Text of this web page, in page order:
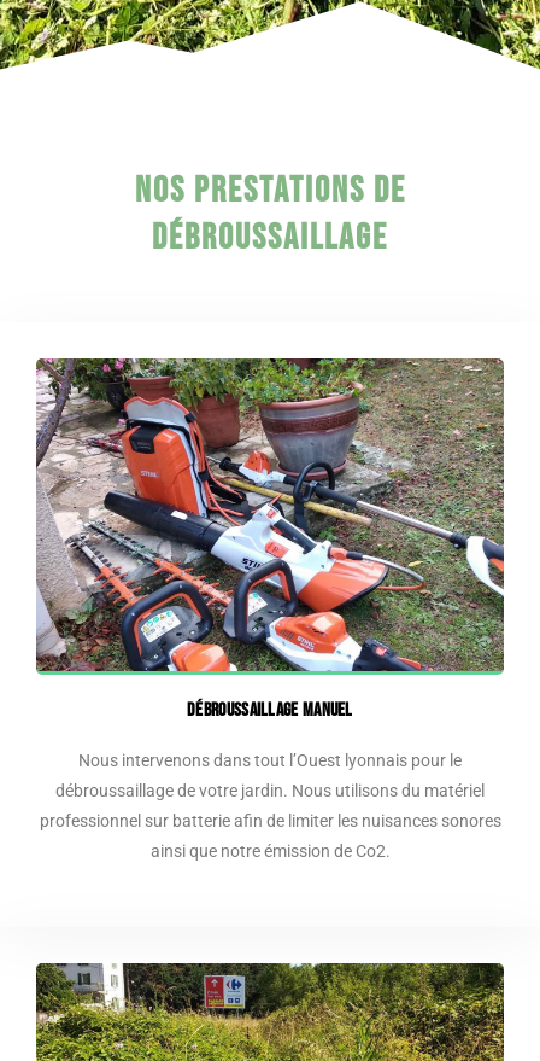
Nos prestations de
débroussaillage
Débroussaillage manuel
Nous intervenons dans tout l’Ouest lyonnais pour le
débroussaillage de votre jardin. Nous utilisons du matériel
professionnel sur batterie afin de limiter les nuisances sonores
ainsi que notre émission de Co2.